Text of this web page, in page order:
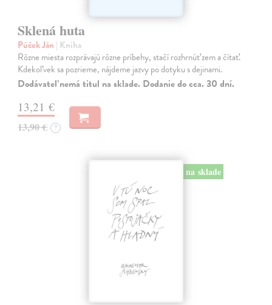
Sklená huta
Púček Ján | Kniha
Rôzne miesta rozprávajú rôzne príbehy, stačí rozhrnúť zem a čítať.
Kdekoľvek sa pozrieme, nájdeme jazvy po dotyku s dejinami.
Dodávateľ nemá titul na sklade. Dodanie do cca. 30 dní.
13,21 €
13,90 € ?
na sklade